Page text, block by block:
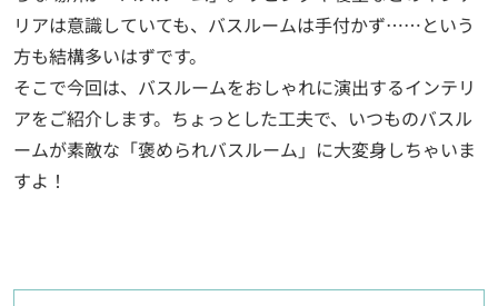
リアは意識していても、バスルームは手付かず……という
方も結構多いはずです。
そこで今回は、バスルームをおしゃれに演出するインテリ
アをご紹介します。ちょっとした工夫で、いつものバスル
ームが素敵な「褒められバスルーム」に大変身しちゃいま
すよ！